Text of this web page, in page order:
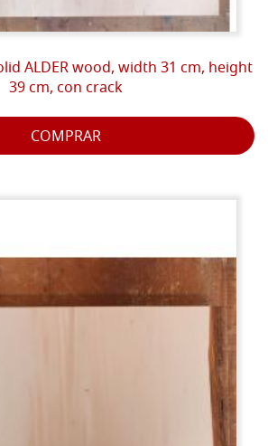
ALDER wood, width 31 cm, height
39 cm, con crack
COMPRAR